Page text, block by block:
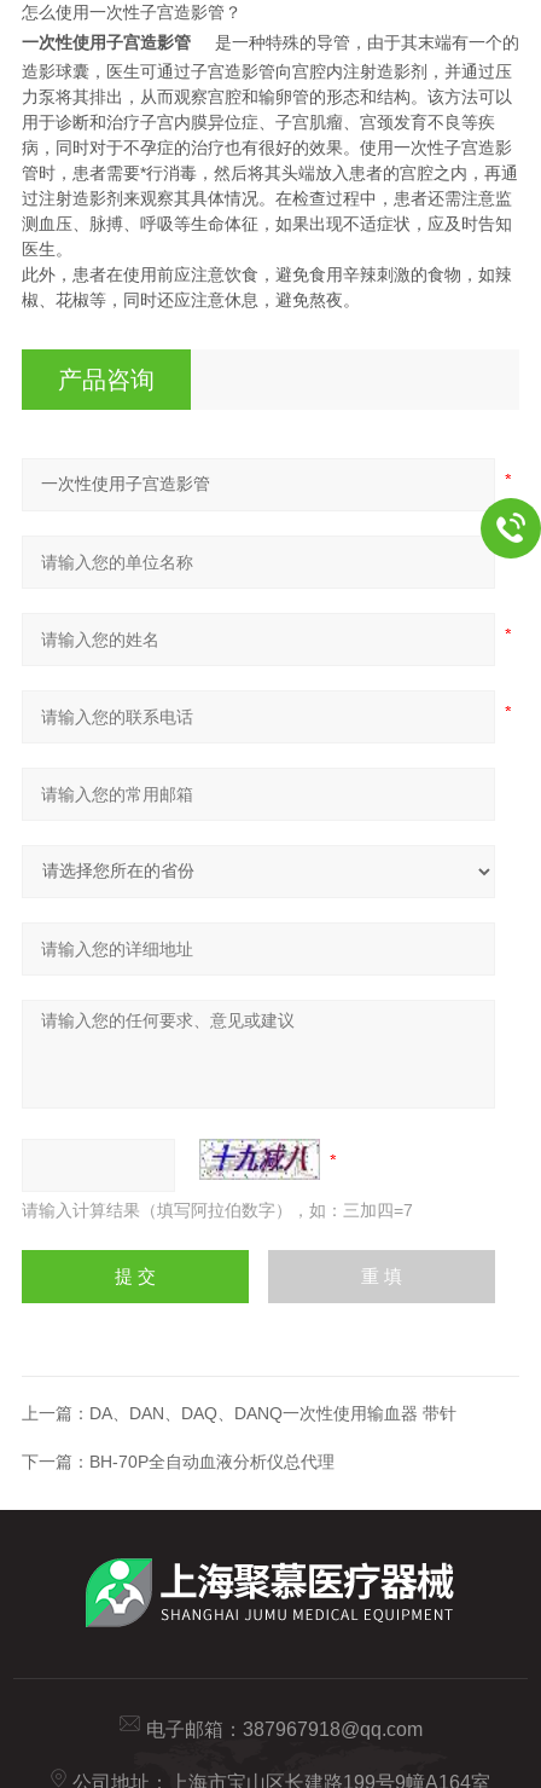
怎么使用一次性子宫造影管？
一次性使用子宫造影管
是一种特殊的导管，由于其末端有一个的
造影球囊，医生可通过子宫造影管向宫腔内注射造影剂，并通过压
力泵将其排出，从而观察宫腔和输卵管的形态和结构。该方法可以
用于诊断和治疗子宫内膜异位症、子宫肌瘤、宫颈发育不良等疾
病，同时对于不孕症的治疗也有很好的效果。使用一次性子宫造影
管时，患者需要*行消毒，然后将其头端放入患者的宫腔之内，再通
过注射造影剂来观察其具体情况。在检查过程中，患者还需注意监
测血压、脉搏、呼吸等生命体征，如果出现不适症状，应及时告知
医生。
此外，患者在使用前应注意饮食，避免食用辛辣刺激的食物，如辣
椒、花椒等，同时还应注意休息，避免熬夜。
产品咨询
请输入计算结果（填写阿拉伯数字），如：三加四=7
上一篇： DA、DAN、DAQ、DANQ一次性使用输血器 带针
下一篇： BH-70P全自动血液分析仪总代理
电子邮箱： 387967918@qq.com
公司地址：上海市宝山区长建路199号9幢A164室